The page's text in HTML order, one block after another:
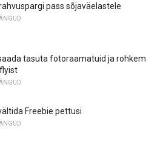
pass sõjaväelastele
tasuta fotoraamatuid ja rohkem
Freebie pettusi